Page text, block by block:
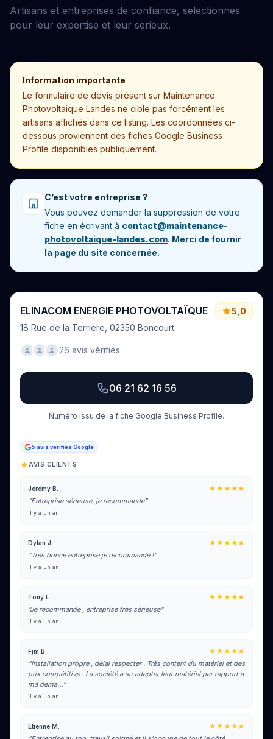
Artisans et entreprises de confiance, selectionnes
pour leur expertise et leur serieux.
Information importante
Le formulaire de devis présent sur Maintenance
Photovoltaique Landes ne cible pas forcément les
artisans affichés dans ce listing. Les coordonnées ci-
dessous proviennent des fiches Google Business
Profile disponibles publiquement.
C’est votre entreprise ?
Vous pouvez demander la suppression de votre
fiche en écrivant à contact@maintenance-
photovoltaique-landes.com. Merci de fournir
la page du site concernée.
ELINACOM ENERGIE PHOTOVOLTAÏQUE
18 Rue de la Terrière, 02350 Boncourt
5,0
26 avis vérifiés
06 21 62 16 56
Numéro issu de la fiche Google Business Profile.
5 avis vérifiés Google
AVIS CLIENTS
Jérémy B.
★★★★★
"Entreprise sérieuse, je recommande"
il y a un an
Dylan J.
★★★★★
"Très bonne entreprise je recommande !"
il y a un an
Tony L.
★★★★★
"Je recommande , entreprise très sérieuse"
il y a un an
Fjm B.
★★★★★
"Installation propre , délai respecter . Très content du matériel et des
prix compétitive . La société a su adapter leur matériel par rapport a
ma dema…"
il y a un an
Etienne M.
★★★★★